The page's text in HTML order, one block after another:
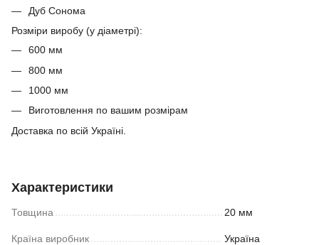
Дуб Сонома
Розміри виробу (у діаметрі):
600 мм
800 мм
1000 мм
Виготовлення по вашим розмірам
Доставка по всій Україні.
Характеристики
Товщина 20 мм
Країна виробник Україна